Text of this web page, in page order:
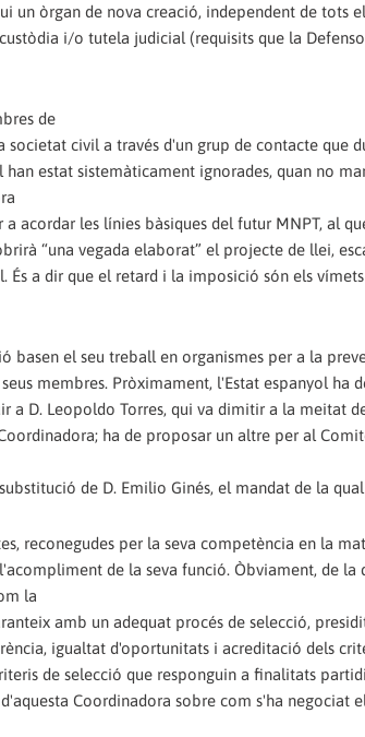
un òrgan de nova creació, independent de tots
i/o tutela judicial (requisits que la
de
civil a través d'un grup de contacte que
estat sistemàticament ignorades, quan no
acordar les línies bàsiques del futur MNPT, al
“una vegada elaborat” el projecte de llei,
a dir que el retard i la imposició són els vímets
basen el seu treball en organismes per a la
membres. Pròximament, l'Estat espanyol ha
a D. Leopoldo Torres, qui va dimitir a la meitat
ha de proposar un altre per al
de D. Emilio Ginés, el mandat de la
reconegudes per la seva competència en la
de la seva funció. Òbviament, de la
la
amb un adequat procés de selecció,
igualtat d'oportunitats i acreditació dels
de selecció que responguin a finalitats
Coordinadora sobre com s'ha negociat